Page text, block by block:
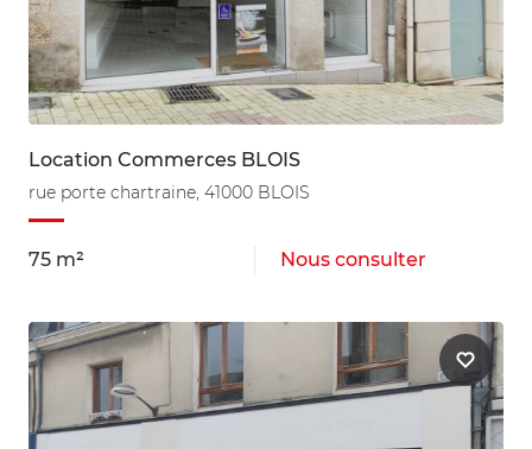
Location Commerces BLOIS
rue porte chartraine, 41000 BLOIS
75 m² Nous consulter